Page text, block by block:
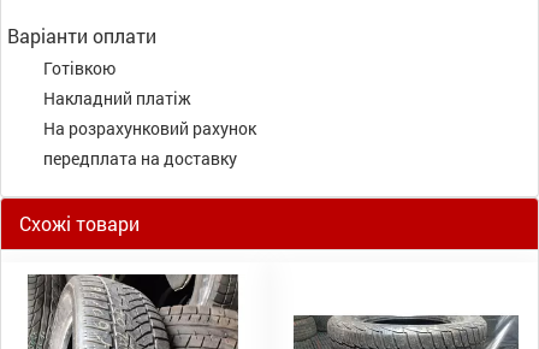
Варіанти оплати
Готівкою
Накладний платіж
На розрахунковий рахунок
передплата на доставку
Схожі товари